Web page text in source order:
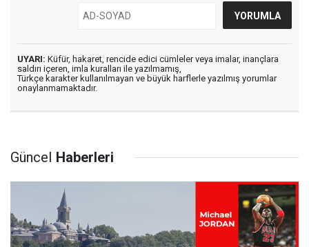
UYARI: Küfür, hakaret, rencide edici cümleler veya imalar, inançlara
saldırı içeren, imla kuralları ile yazılmamış,
Türkçe karakter kullanılmayan ve büyük harflerle yazılmış yorumlar
onaylanmamaktadır.
Güncel Haberleri